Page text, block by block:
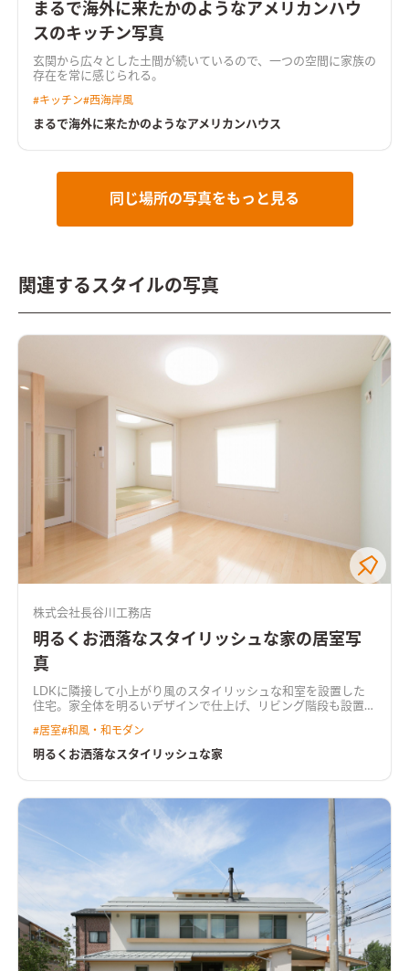
まるで海外に来たかのようなアメリカンハウ
スのキッチン写真
玄関から広々とした土間が続いているので、一つの空間に家族の
存在を常に感じられる。
#キッチン#西海岸風
まるで海外に来たかのようなアメリカンハウス
同じ場所の写真をもっと見る
関連するスタイルの写真
株式会社長谷川工務店
明るくお洒落なスタイリッシュな家の居室写
真
LDKに隣接して小上がり風のスタイリッシュな和室を設置した
住宅。家全体を明るいデザインで仕上げ、リビング階段も設置
住宅です。
#居室#和風・和モダン
明るくお洒落なスタイリッシュな家